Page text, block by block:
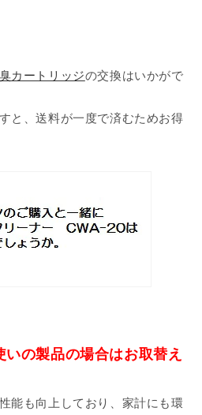
カートリッジの交換はいかがで
と、送料が一度で済むためお得
の製品の場合はお取替え
能も向上しており、家計にも環